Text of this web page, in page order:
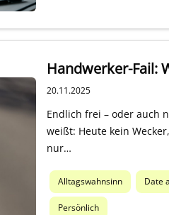
Handwerker-Fail:
20.11.2025
Endlich frei – oder auch
weißt: Heute kein
nur…
Alltagswahnsinn Date
Persönlich